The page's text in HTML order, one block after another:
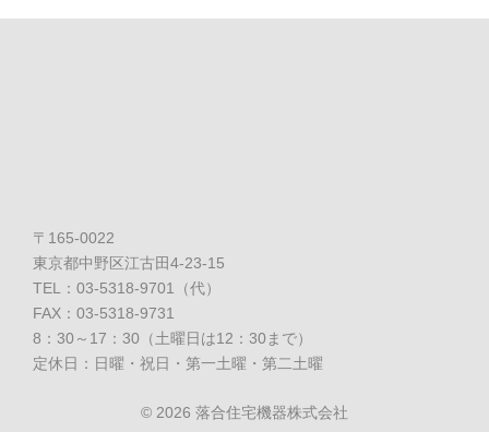
〒165-0022
東京都中野区江古田4-23-15
TEL：03-5318-9701（代）
FAX：03-5318-9731
8：30～17：30（土曜日は12：30まで）
定休日：日曜・祝日・第一土曜・第二土曜
© 2026 落合住宅機器株式会社